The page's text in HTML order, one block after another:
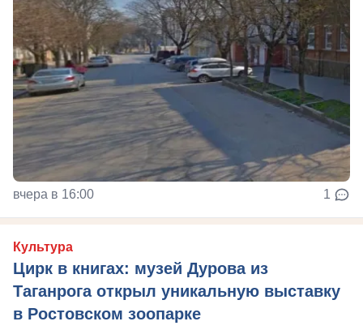
вчера в 16:00 1
Культура
Цирк в книгах: музей Дурова из
Таганрога открыл уникальную выставку
в Ростовском зоопарке